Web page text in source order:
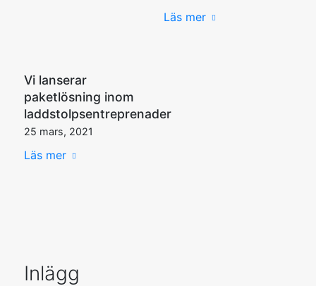
Läs mer
Vi lanserar
paketlösning inom
laddstolpsentreprenader
25 mars, 2021
Läs mer
Inlägg